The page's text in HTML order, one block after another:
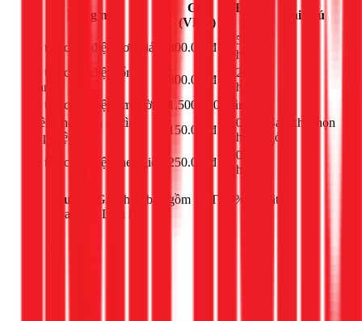
Hạng mục
Giá
(VNĐ)
Đơn
Ghi chú
Dò tìm chập điện đơn giản 300.000đ
45
phút
Dò tìm chập điện tổng
quan
800.000đ
120
phút
Dò tìm chập điện âm tường
1.500.000đ lần
Thêm thời gian dò tìm
chập điện
150.000đ
60
phút
Sau khi chọn
gói
Dò tìm chập điện theo giờ
250.000đ
60
phút
Lưu ý:
Giá chưa bao gồm VAT 10% và vật tư
thay thế. Liên hệ